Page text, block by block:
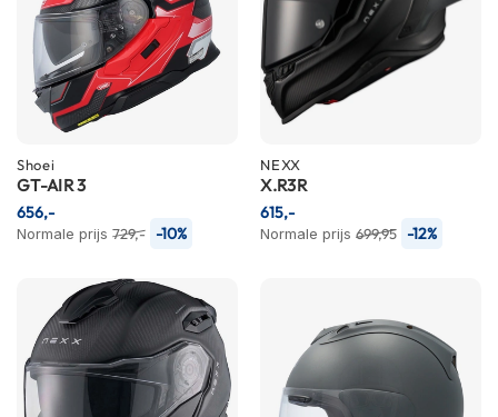
e
P
i
t
e
n
h
n
P
Shoei
GT-AIR 3
Normale prijs 729,- -10%
656,-
NEXX
X.R3R
Normale prijs 699,95 -12%
615,-